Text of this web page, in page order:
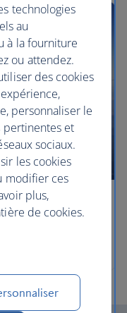
technologies
au
à la fourniture
ou attendez.
des cookies
personnaliser le
et
sociaux.
les cookies
modifier ces
plus,
de cookies.